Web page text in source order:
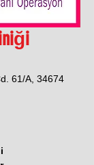
61/A, 34674